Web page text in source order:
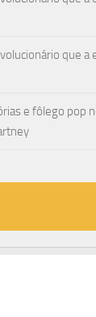
que
e fôlego pop